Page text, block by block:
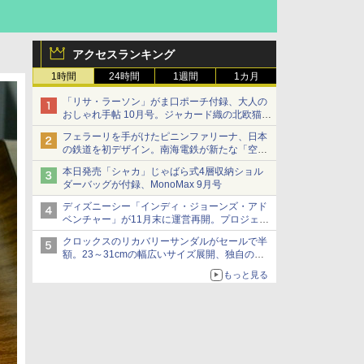
アクセスランキング
1時間 24時間 1週間 1カ月
「リサ・ラーソン」がま口ポーチ付録、大人の
おしゃれ手帖 10月号。ジャカード織の北欧猫デ
ザイン
フェラーリを手がけたピニンファリーナ、日本
の鉄道を初デザイン。南海電鉄が新たな「空港
特急」をなにわ筋線へ導入
本日発売「シャカ」じゃばら式4層収納ショル
ダーバッグが付録、MonoMax 9月号
ディズニーシー「インディ・ジョーンズ・アド
ベンチャー」が11月末に運営再開。プロジェク
ションマッピングを追加、DPAは1500円
クロックスのリカバリーサンダルがセールで半
額。23～31cmの幅広いサイズ展開、独自のク
もっと見る